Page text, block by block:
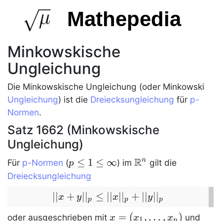
Mathepedia
Minkowskische
Ungleichung
Die Minkowskische Ungleichung (oder Minkowski
Ungleichung) ist die Dreiecksungleichung für p-
Normen.
Satz 1662 (Minkowskische
Ungleichung)
Für p-Normen (p\le
1\le
p ≤ 1 ≤ ∞) im\Rn
Rn gilt die
Dreiecksungleichung
||x+y||_p\le
∣∣x + y∣∣p ≤ ∣∣x∣∣p + ∣∣y∣∣p
oder ausgeschrieben mit x=
x = (x , … , x ) und